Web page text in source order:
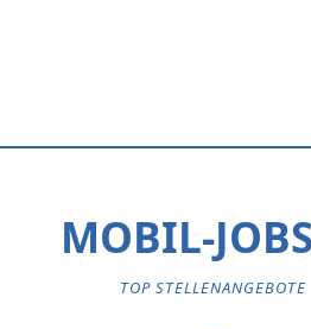
MOBIL-JOBS
TOP STELLENANGEBOTE